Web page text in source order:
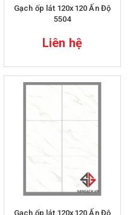
Gạch ốp lát 120x120 Ấn Độ
5504
Liên hệ
Gạch ốp lát 120x120 Ấn Độ